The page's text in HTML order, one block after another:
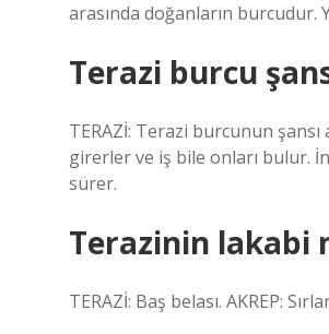
arasında doğanların burcudur.
Terazi burcu
TERAZİ: Terazi burcunun
girerler ve iş bile onları bulur.
sürer.
Terazinin lakabi
TERAZİ: Baş belası. AKREP: